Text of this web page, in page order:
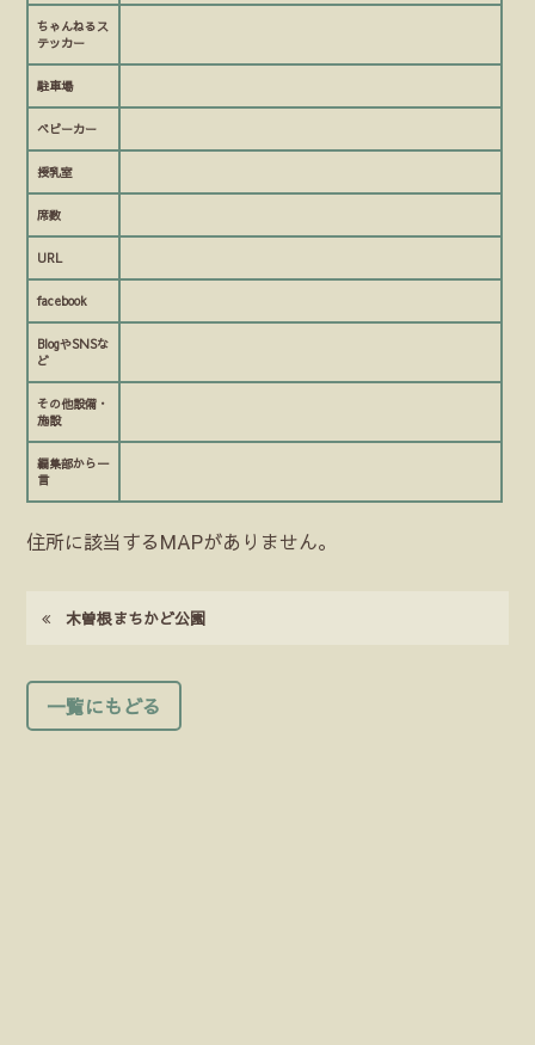
ちゃんねるス
テッカー
駐車場
ベビーカー
授乳室
席数
URL
facebook
BlogやSNSな
ど
その他設備・
施設
編集部から一
言
住所に該当するMAPがありません。
木曽根まちかど公園
一覧にもどる